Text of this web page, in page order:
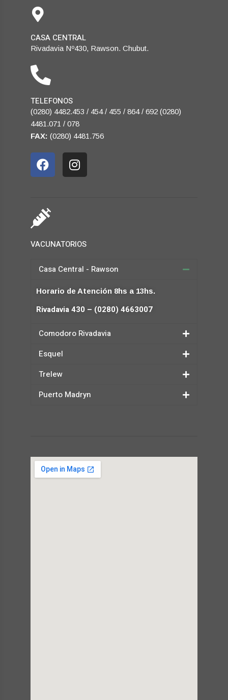
CASA CENTRAL
Rivadavia Nº430, Rawson. Chubut.
TELEFONOS
(0280) 4482.453 / 454 / 455 / 864 / 692 (0280)
4481.071 / 078
FAX: (0280) 4481.756
VACUNATORIOS
Casa Central - Rawson
Horario de Atención 8hs a 13hs.
Rivadavia 430 – (0280) 4663007
Comodoro Rivadavia
Esquel
Trelew
Puerto Madryn